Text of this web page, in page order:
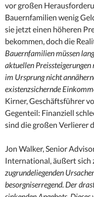
vor großen
Bauernfamilien wenig
sie jetzt einen höheren
bekommen, doch die
Bauernfamilien müssen
aktuellen
im Ursprung nicht
existenzsichernde
Kirner, Geschäftsführer
Gegenteil: Finanziell
sind die großen Verlierer
Jon Walker, Senior
International, äußert sich
zugrundeliegenden
besorgniserregend. Der